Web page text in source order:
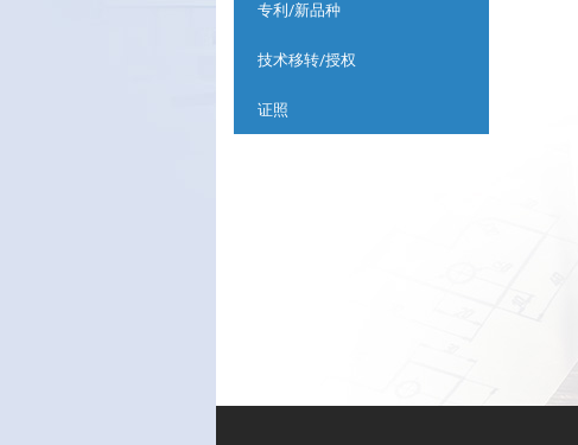
专利/新品种
技术移转/授权
证照